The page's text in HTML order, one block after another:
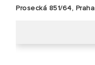
Prosecká 851/64,